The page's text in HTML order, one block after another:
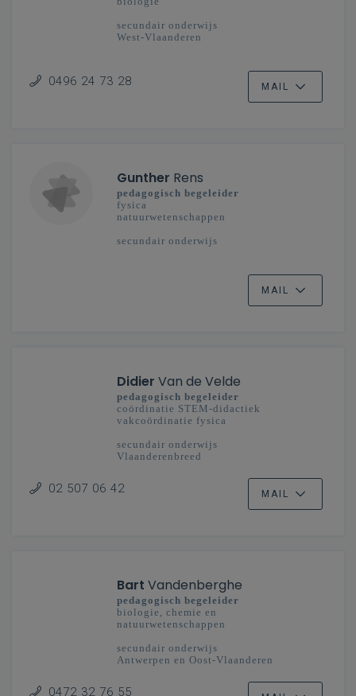
secundair onderwijs
West-Vlaanderen
0496 24 73 28 MAIL
Gunther Rens
pedagogisch begeleider
fysica
natuurwetenschappen
secundair onderwijs
MAIL
Didier Van de Velde
pedagogisch begeleider
coördinatie STEM-didactiek
vakcoördinatie fysica
secundair onderwijs
Vlaanderenbreed
02 507 06 42 MAIL
Bart Vandenberghe
pedagogisch begeleider
biologie, chemie en
natuurwetenschappen
secundair onderwijs
Antwerpen en Oost-Vlaanderen
0472 32 76 55